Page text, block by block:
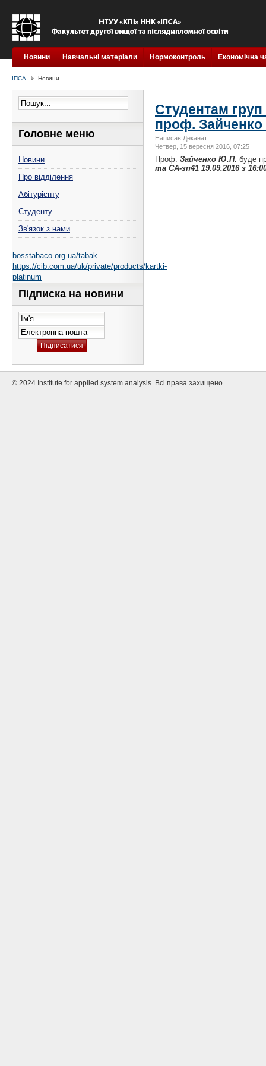
Новини Навчальні матеріали Нормоконтроль Економічна
ІПСА Новини
Студентам груп
проф. Зайченко
Написав Деканат
Четвер, 15 вересня 2016, 07:25
Проф. Зайченко Ю.П. буде
та СА-зп41 19.09.2016 з
Головне меню
Новини
Про відділення
Абітурієнту
Студенту
Зв'язок з нами
bosstabaco.org.ua/tabak
https://cib.com.ua/uk/private/products/kartki-
platinum
Підписка на новини
© 2024 Institute for applied system analysis. Всі права захищено.